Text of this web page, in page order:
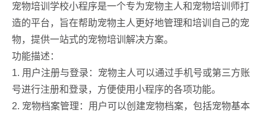
宠物培训学校小程序是一个专为宠物主人和宠物培训师打
造的平台，旨在帮助宠物主人更好地管理和培训自己的宠
物，提供一站式的宠物培训解决方案。
功能描述：
1. 用户注册与登录：宠物主人可以通过手机号或第三方账
号进行注册和登录，方便使用小程序的各项功能。
2. 宠物档案管理：用户可以创建宠物档案，包括宠物基本